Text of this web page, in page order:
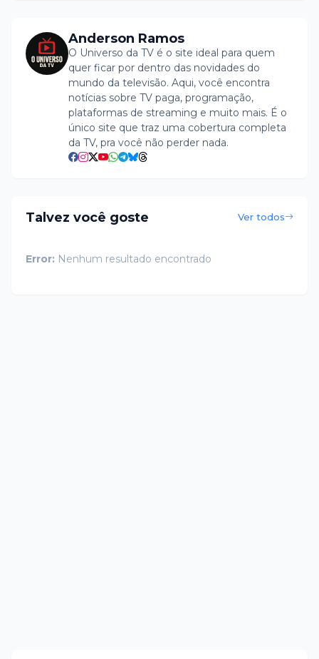
Anderson Ramos
O Universo da TV é o site ideal para quem
quer ficar por dentro das novidades do
mundo da televisão. Aqui, você encontra
notícias sobre TV paga, programação,
plataformas de streaming e muito mais. É o
único site que traz uma cobertura completa
da TV, pra você não perder nada.
Talvez você goste Ver todos
Error: Nenhum resultado encontrado